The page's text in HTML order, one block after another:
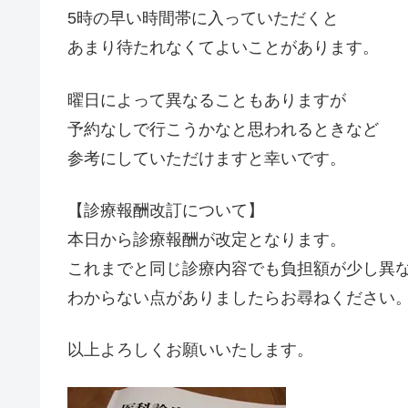
5時の早い時間帯に入っていただくと
あまり待たれなくてよいことがあります。
曜日によって異なることもありますが
予約なしで行こうかなと思われるときなど
参考にしていただけますと幸いです。
【診療報酬改訂について】
本日から診療報酬が改定となります。
これまでと同じ診療内容でも負担額が少し異
わからない点がありましたらお尋ねください。
以上よろしくお願いいたします。